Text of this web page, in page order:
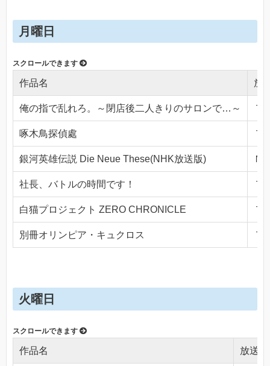
月曜日
作品名 放
俺の指で乱れろ。～閉店後二人きりのサロンで…～ Ｔ
啄木鳥探偵處 Ｔ
銀河英雄伝説 Die Neue These(NHK放送版) Ｎ
社長、バトルの時間です！ Ｔ
白猫プロジェクト ZERO CHRONICLE Ｔ
別冊オリンピア・キュクロス Ｔ
火曜日
作品名 放送局